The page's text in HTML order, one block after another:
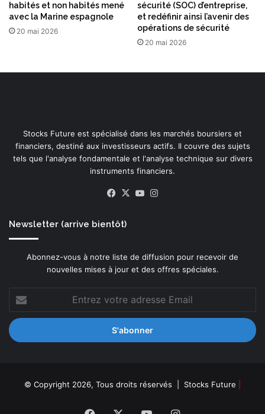
habités et non habités mené
avec la Marine espagnole
20 mai 2026
sécurité (SOC) d’entreprise,
et redéfinir ainsi l’avenir des
opérations de sécurité
20 mai 2026
Stocks Future est spécialisé dans les marchés boursiers et
financiers, destiné aux investisseurs actifs. Il couvre des sujets
tels que l'analyse fondamentale et l'analyse technique sur divers
instruments financiers.
Facebook
X YouTube
Newsletter (arrive bientôt)
Abonnez-vous à notre liste de diffusion pour recevoir de
nouvelles mises à jour et des offres spéciales.
votre
adresse
Email
© Copyright 2026, Tous droits réservés | Stocks Future